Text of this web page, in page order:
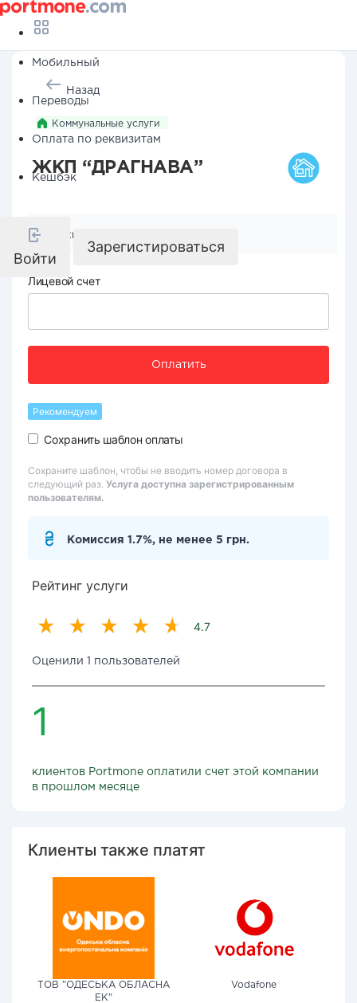
Мобильный
Переводы
Оплата по реквизитам
Кешбэк
Войти
Зарегистироваться
Назад
Коммунальные услуги
ЖКП “ДРАГНАВА”
Реквизиты компании
Лицевой счет
Оплатить
Рекомендуем
Сохранить шаблон оплаты
Сохраните шаблон, чтобы не вводить номер договора в
следующий раз. Услуга доступна зарегистрированным
пользователям.
Комиссия 1.7%, не менее 5 грн.
Рейтинг услуги
4.7
Оценили 1 пользователей
1
клиентов Portmone оплатили счет этой компании
в прошлом месяце
Клиенты также платят
ТОВ "ОДЕСЬКА ОБЛАСНА
ЕК"
Vodafone